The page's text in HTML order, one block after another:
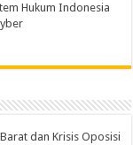
Hukum Indonesia
dan Krisis Oposisi